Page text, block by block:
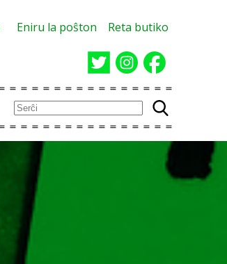
Eniru la poŝton Reta butiko